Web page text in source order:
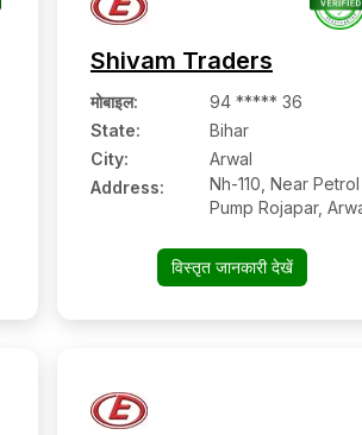
Shivam Traders
मोबाइल:
94 ***** 36
State:
Bihar
City:
Arwal
Address:
Nh-110, Near Petrol
Pump Rojapar,
विस्तृत जानकारी देखें